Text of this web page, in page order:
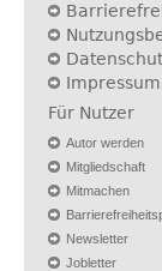
Impressum
Für Nutzer
Autor werden
Mitgliedschaft
Mitmachen
Newsletter
Jobletter